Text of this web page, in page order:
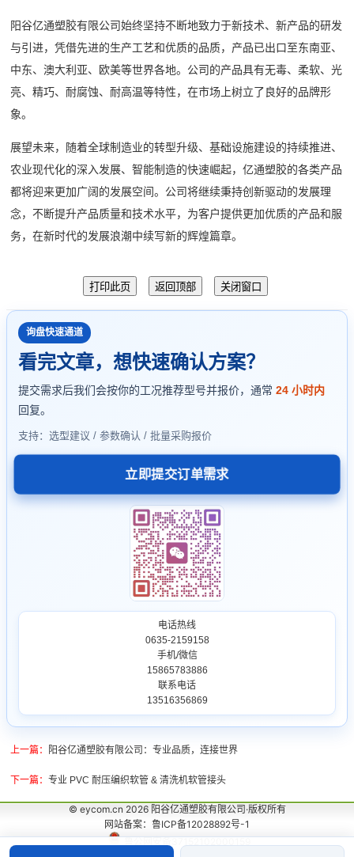
阳谷亿通塑胶有限公司始终坚持不断地致力于新技术、新产品的研发
与引进，凭借先进的生产工艺和优质的品质，产品已出口至东南亚、
中东、澳大利亚、欧美等世界各地。公司的产品具有无毒、柔软、光
亮、精巧、耐腐蚀、耐高温等特性，在市场上树立了良好的品牌形
象。
展望未来，随着全球制造业的转型升级、基础设施建设的持续推进、
农业现代化的深入发展、智能制造的快速崛起，亿通塑胶的各类产品
都将迎来更加广阔的发展空间。公司将继续秉持创新驱动的发展理
念，不断提升产品质量和技术水平，为客户提供更加优质的产品和服
务，在新时代的发展浪潮中续写新的辉煌篇章。
询盘快速通道
看完文章，想快速确认方案？
提交需求后我们会按你的工况推荐型号并报价，通常 24 小时内
回复。
支持：选型建议 / 参数确认 / 批量采购报价
立即提交订单需求
电话热线
0635-2159158
手机/微信
15865783886
联系电话
13516356869
上一篇： 阳谷亿通塑胶有限公司：专业品质，连接世界
下一篇： 专业 PVC 耐压编织软管 & 清洗机软管接头
© eycom.cn 2026 阳谷亿通塑胶有限公司·版权所有
网站备案：鲁ICP备12028892号-1
鲁公网安备37152102000159